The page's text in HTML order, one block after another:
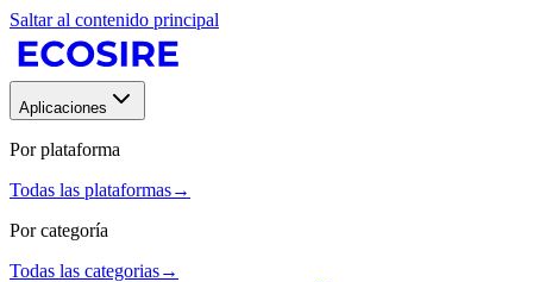
Saltar al contenido principal
Aplicaciones
Por plataforma
Todas las plataformas→
Por categoría
Todas las categorias→